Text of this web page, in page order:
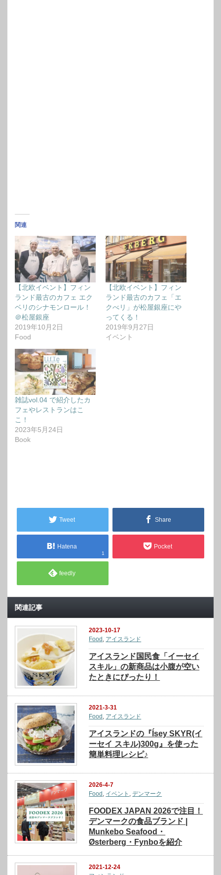
関連
【北欧イベント】フィン
ランド最古のカフェ エク
ベリのシナモンロール！
＠松屋銀座
2019年10月2日
Food
【北欧イベント】フィン
ランド最古のカフェ「エ
クべリ」が松屋銀座にや
ってくる！
2019年9月27日
イベント
雑誌vol.04 で紹介したカ
フェやレストランはこ
こ！
2023年5月24日
Book
Tweet Share
Hatena
1
Pocket
feedly
関連記事
2023-10-17
Food アイスランド
アイスランド国民食「イーセイ
スキル」の新商品は小腹が空い
たときにぴったり！
2021-3-31
Food , アイスランド
アイスランドの『Ísey SKYR(イ
ーセイ スキル)300g』を使った
簡単料理レシピ♪
2026-4-7
Food , イベント ,デンマーク
FOODEX JAPAN 2026で注目！
デンマークの食品ブランド |
Munkebo Seafood・
Østerberg・Fynboを紹介
2021-12-24